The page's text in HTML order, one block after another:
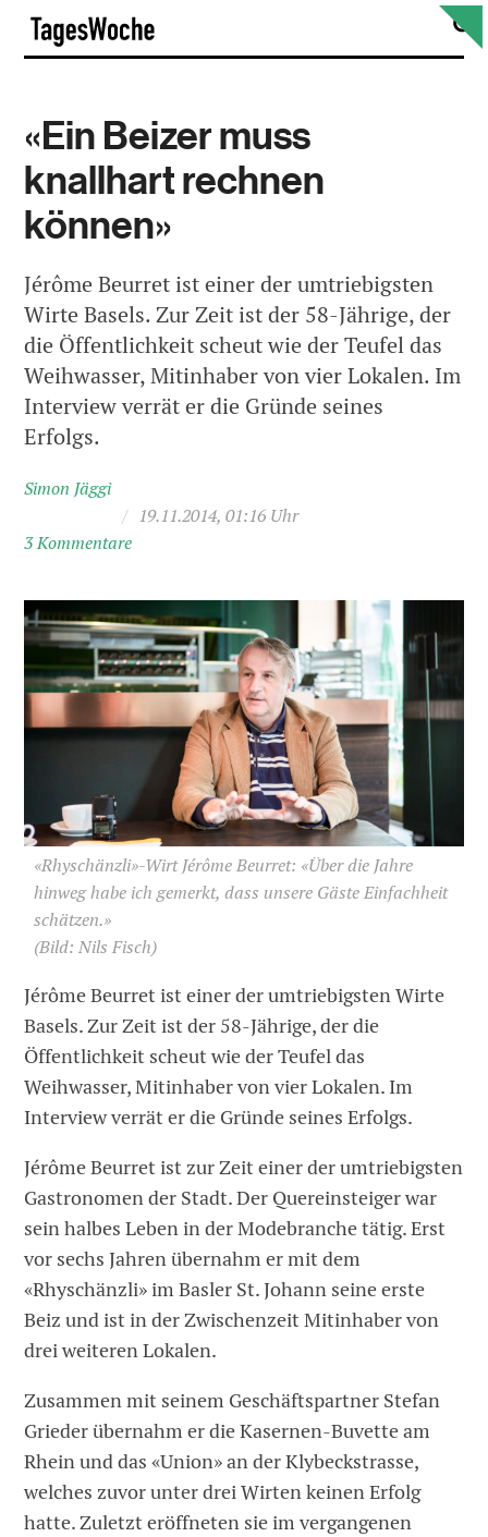
Skip
content
«Ein Beizer muss
knallhart rechnen
können»
Jérôme Beurret ist einer der umtriebigsten
Wirte Basels. Zur Zeit ist der 58-Jährige, der
die Öffentlichkeit scheut wie der Teufel das
Weihwasser, Mitinhaber von vier Lokalen. Im
Interview verrät er die Gründe seines
Erfolgs.
Simon Jäggi
/ 19.11.2014, 01:16 Uhr
3 Kommentare
«Rhyschänzli»-Wirt Jérôme Beurret: «Über die Jahre
hinweg habe ich gemerkt, dass unsere Gäste Einfachheit
schätzen.»
(Bild: Nils Fisch)
Jérôme Beurret ist einer der umtriebigsten Wirte
Basels. Zur Zeit ist der 58-Jährige, der die
Öffentlichkeit scheut wie der Teufel das
Weihwasser, Mitinhaber von vier Lokalen. Im
Interview verrät er die Gründe seines Erfolgs.
Jérôme Beurret ist zur Zeit einer der umtriebigsten
Gastronomen der Stadt. Der Quereinsteiger war
sein halbes Leben in der Modebranche tätig. Erst
vor sechs Jahren übernahm er mit dem
«Rhyschänzli» im Basler St. Johann seine erste
Beiz und ist in der Zwischenzeit Mitinhaber von
drei weiteren Lokalen.
Zusammen mit seinem Geschäftspartner Stefan
Grieder übernahm er die Kasernen-Buvette am
Rhein und das «Union» an der Klybeckstrasse,
welches zuvor unter drei Wirten keinen Erfolg
hatte. Zuletzt eröffneten sie im vergangenen